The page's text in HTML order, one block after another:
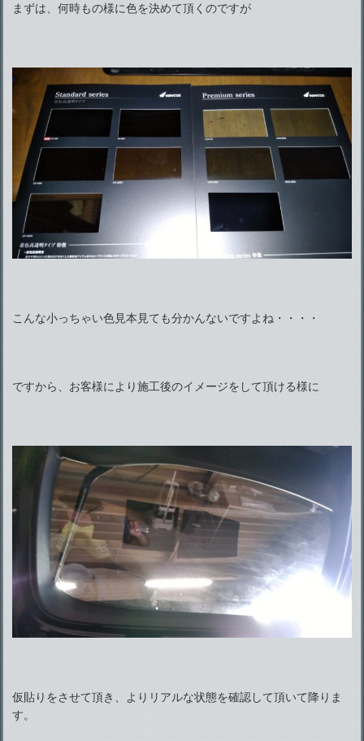
まずは、何時もの様に色を決めて頂くのですが
こんな小っちゃい色見本見ても分かんないですよね・・・・
ですから、お客様により施工後のイメージをして頂ける様に
仮貼りをさせて頂き、よりリアルな状態を確認して頂いて降りま
す。